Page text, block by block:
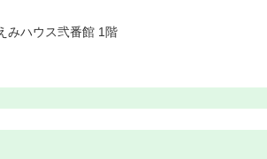
みハウス弐番館 1階